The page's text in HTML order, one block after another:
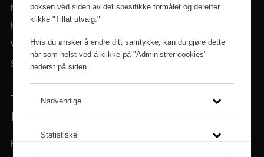
boksen ved siden av det spesifikke formålet og deretter
klikke "Tillat utvalg."
Hvis du ønsker å endre ditt samtykke, kan du gjøre dette
når som helst ved å klikke på "Administrer cookies"
nederst på siden.
Nødvendige
Statistiske
Hjem
Kategorier
Varemerker
Søk i sortiment
TRENGER DU HJELP? VI ER HER FOR
DEG!
Kundeservice